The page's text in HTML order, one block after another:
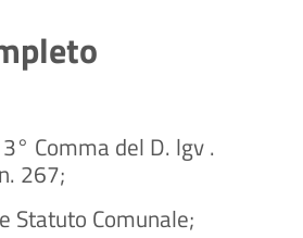
Comma del D. lgv .
267;
Statuto Comunale;